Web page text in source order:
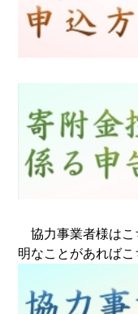
協力事業
明なことがあればこ